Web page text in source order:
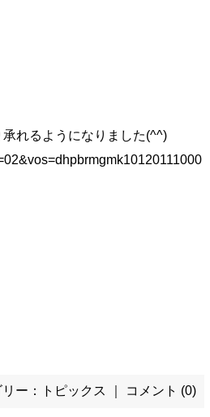
れるようになりました(^^)
ー： トピックス コメント (0)